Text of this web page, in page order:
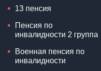
13 пенсия
Пенсия по
инвалидности 2 группа
Военная пенсия по
инвалидности